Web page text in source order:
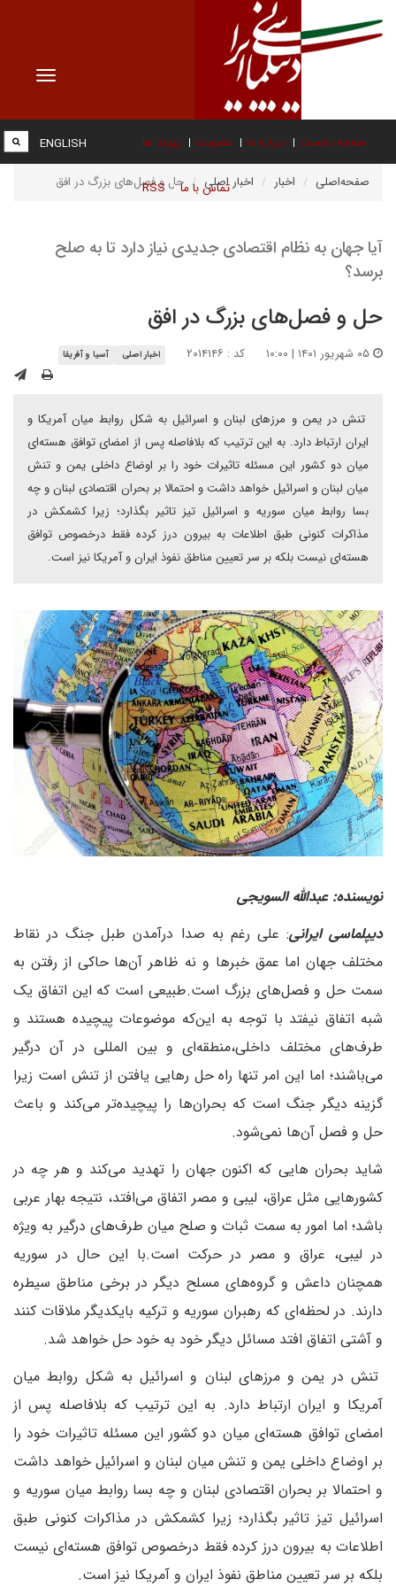
Toggle
صفحه نخست درباره ما عضویت پیوند ها
تماس با ما RSS
ENGLISH
صفحه‌اصلی اخبار اخبار اصلی حل و فصل‌های بزرگ در افق
آیا جهان به نظام اقتصادی جدیدی نیاز دارد تا به صلح
برسد؟
حل و فصل‌های بزرگ در افق
کد : ۲۰۱۴۱۴۶ اخبار اصلی آسیا و آفریقا
تنش در یمن و مرزهای لبنان و اسرائیل به شکل روابط میان آمریکا و
ایران ارتباط دارد. به این ترتیب که بلافاصله پس از امضای توافق هسته‌ای
میان دو کشور این مسئله تاثیرات خود را بر اوضاع داخلی یمن و تنش
میان لبنان و اسرائیل خواهد داشت و احتمالا بر بحران اقتصادی لبنان و چه
بسا روابط میان سوریه و اسرائیل تیز تاثیر بگذارد؛ زیرا کشمکش در
مذاکرات کنونی طبق اطلاعات به بیرون درز کرده فقط درخصوص توافق
هسته‌ای نیست بلکه بر سر تعیین مناطق نفوذ ایران و آمریکا نیز است.
نویسنده: عبدالله السویجی
دیپلماسی ایرانی: علی رغم به صدا درآمدن طبل جنگ در نقاط
مختلف جهان اما عمق خبرها و نه ظاهر آن‌ها حاکی از رفتن به
سمت حل و فصل‌های بزرگ است.طبیعی است که این اتفاق یک
شبه اتفاق نیفتد با توجه به این‌که موضوعات پیچیده هستند و
طرف‌های مختلف داخلی،منطقه‌ای و بین المللی در آن درگیر
می‌باشند؛ اما این امر تنها راه حل رهایی یافتن از تنش است زیرا
گزینه دیگر جنگ است که بحران‌ها را پیچیده‌تر می‌کند و باعث
حل و فصل آن‌ها نمی‌شود.
شاید بحران هایی که اکنون جهان را تهدید می‌کند و هر چه در
کشورهایی مثل عراق، لیبی و مصر اتفاق می‌افتد، نتیجه بهار عربی
باشد؛ اما امور به سمت ثبات و صلح میان طرف‌های درگیر به ویژه
در لیبی، عراق و مصر در حرکت است.با این حال در سوریه
همچنان داعش و گروه‌های مسلح دیگر در برخی مناطق سیطره
دارند. در لحظه‌ای که رهبران سوریه و ترکیه بایکدیگر ملاقات کنند
و آشتی اتفاق افتد مسائل دیگر خود به خود حل خواهد شد.
تنش در یمن و مرزهای لبنان و اسرائیل به شکل روابط میان
آمریکا و ایران ارتباط دارد. به این ترتیب که بلافاصله پس از
امضای توافق هسته‌ای میان دو کشور این مسئله تاثیرات خود را
بر اوضاع داخلی یمن و تنش میان لبنان و اسرائیل خواهد داشت
و احتمالا بر بحران اقتصادی لبنان و چه بسا روابط میان سوریه و
اسرائیل تیز تاثیر بگذارد؛ زیرا کشمکش در مذاکرات کنونی طبق
اطلاعات به بیرون درز کرده فقط درخصوص توافق هسته‌ای نیست
بلکه بر سر تعیین مناطق نفوذ ایران و آمریکا نیز است.